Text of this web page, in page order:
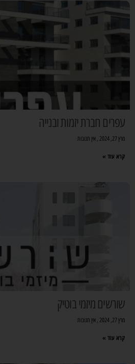
עפרים חברת יזמות ובנייה
מרץ 27, 2024 אין תגובות
קרא עוד »
שורשים מיזמי בוטיק
מרץ 27, 2024 אין תגובות
קרא עוד »